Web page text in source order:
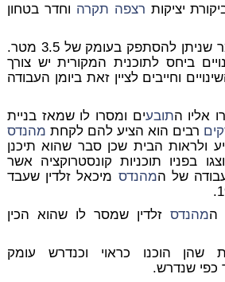
יציקות רצפה תקרה וחדר בטחון
מעולם לא אמר שניתן להסתפק בעומק של 3.5 מטר.
ביחס לתוכנית המקורית יש צורך
וחייבים לציין זאת ביומן העבודה
אליו התובעים ומסרו לו שמאז בניית
רבים הוא הציע להם לקחת מהנדס
ולראות הבית שכן סבר שהוא תיכנן
בפניו תוכניות קונסטרוקציה אשר
של המהנדס מיכאל זלדין שעבד
המהנדס זלדין שמסר לו שהוא הכין
שהן הוכנו כראוי וכנדרש עומק